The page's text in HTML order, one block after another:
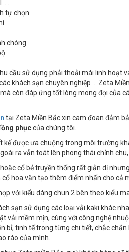
tự chọn
chóng.
cầu sử dụng phải thoải mái linh hoạt
khách sạn chuyên nghiệp ... Zeta
còn đáp ứng tốt lòng mong đợi của
tại Zeta Miền Bắc xin cam đoan đảm
phụccủa chúng tôi.
kế được ưa chuộng trong môi trường
ra vẫn toát lên phong thái chỉnh
cổ bẻ truyền thống rất giản dị
hoa văn tạo thêm điểm nhấn cho cả
với kiểu dáng chun 2 bên theo kiểu
sạn sử dụng các loại vải kaki khác
vải mềm mịn, cùng với công nghệ
bỉ, tinh tế trong từng chi tiết, chắc
ráo của mình.